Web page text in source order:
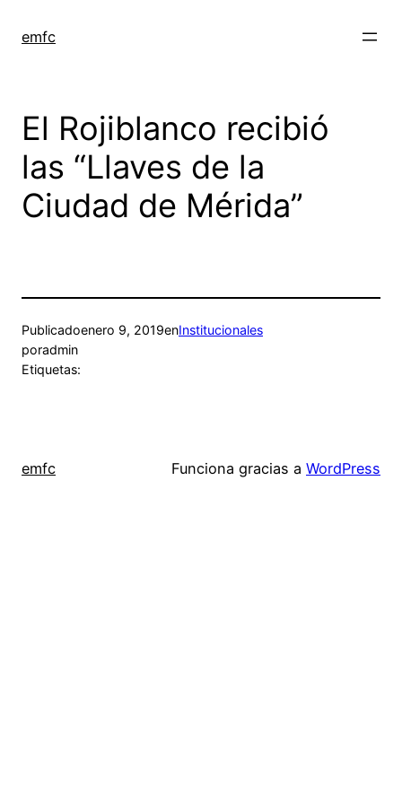
emfc
El Rojiblanco recibió
las “Llaves de la
Ciudad de Mérida”
Publicadoenero 9, 2019enInstitucionales
poradmin
Etiquetas:
emfc Funciona gracias a WordPress